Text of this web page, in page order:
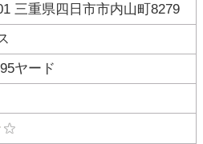
三重県四日市市内山町8279
ヤード